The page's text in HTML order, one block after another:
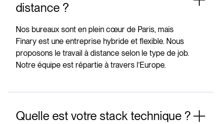
distance ?
Nos bureaux sont en plein cœur de Paris, mais
Finary est une entreprise hybride et flexible. Nous
proposons le travail à distance selon le type de job.
Notre équipe est répartie à travers l’Europe.
Quelle est votre stack technique ?